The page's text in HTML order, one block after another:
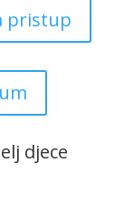
pristup
djece